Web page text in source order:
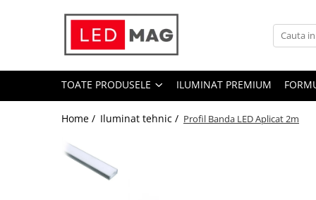
Toate Produsele
Lustre LED
Spoturi Led
TOATE PRODUSELE ILUMINAT PREMIUM
Home / Iluminat tehnic / Profil Banda LED Aplicat 2m